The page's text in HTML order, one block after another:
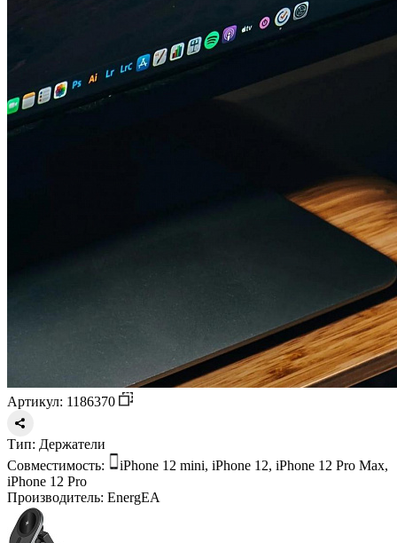
Артикул: 1186370
Тип: Держатели
Совместимость:
iPhone 12 mini, iPhone 12, iPhone 12 Pro Max,
iPhone 12 Pro
Производитель: EnergEA